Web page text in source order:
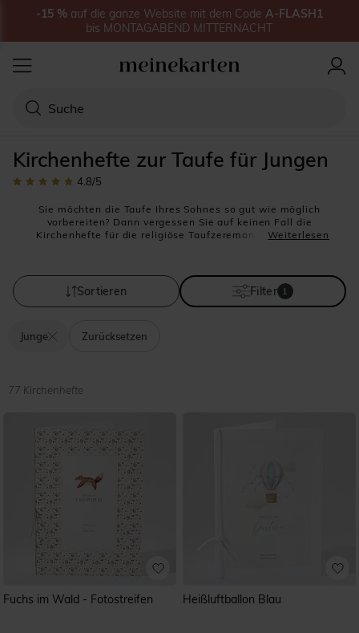
Kirchenhefte zur Taufe für Jungen
4.8/5
Sie möchten die Taufe Ihres Sohnes so gut wie möglich
vorbereiten? Dann vergessen Sie auf keinen Fall die
Kirchenhefte für die religiöse Taufzeremonie. Denn eine
Gästen, um aktiv an der Taufzeremonie teilzuhaben,
andererseits wird es zu einem wichtigen Andenken, dass
Ihre gesamte Familie noch lange Zeit aufbewahren wird.
religiöse Motive, sowie klare Linien charakterisieren diese
Kirche, sowie einige persönliche Dankesworte an den
detaillierten Gottesdienstablauf. Wenn Sie möchten,
können Sie auch zusätzlich noch wichtige Liedtexte oder
Bibelstellen hinzufügen. Zusätzliche, von Ihnen
ausgedruckte Einleger können mit einer Kordel oder
Schnur Ihrer Wahl zusammengehalten werden.
Weiterlesen
Sortieren Filter 1
Junge Zurücksetzen
77 Kirchenhefte
Fuchs im Wald - Fotostreifen Heißluftballon Blau
-15 % auf die ganze Website mit dem Code A-FLASH1
bis MONTAGABEND MITTERNACHT